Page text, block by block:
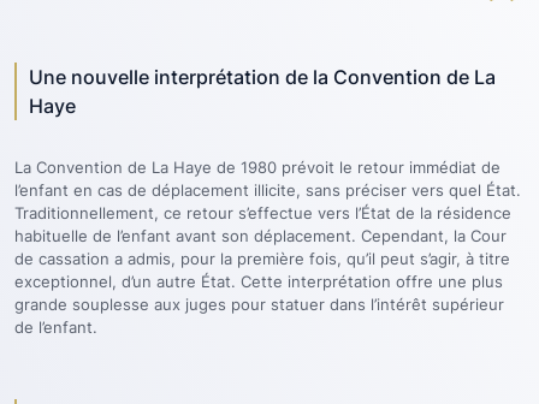
Une nouvelle interprétation de la Convention de La
Haye
La Convention de La Haye de 1980 prévoit le retour immédiat de
l’enfant en cas de déplacement illicite, sans préciser vers quel État.
Traditionnellement, ce retour s’effectue vers l’État de la résidence
habituelle de l’enfant avant son déplacement. Cependant, la Cour
de cassation a admis, pour la première fois, qu’il peut s’agir, à titre
exceptionnel, d’un autre État. Cette interprétation offre une plus
grande souplesse aux juges pour statuer dans l’intérêt supérieur
de l’enfant.